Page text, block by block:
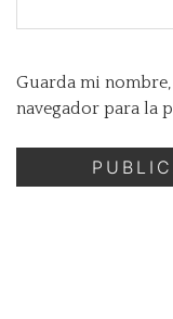
Guarda mi
navegador para la